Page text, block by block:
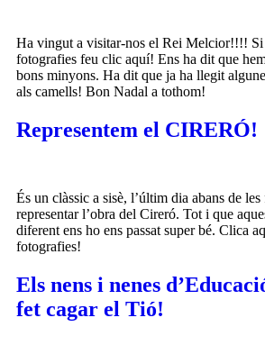
Ha vingut a visitar-nos el Rei Melcior!!!! Si
fotografies feu clic aquí! Ens ha dit que
bons minyons. Ha dit que ja ha llegit
als camells! Bon Nadal a tothom!
Representem el CIRERÓ!
És un clàssic a sisè, l’últim dia abans de les
representar l’obra del Cireró. Tot i que
diferent ens ho ens passat super bé. Clica
fotografies!
Els nens i nenes
fet cagar el Tió!